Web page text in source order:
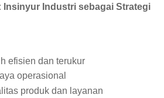
Insinyur Industri sebagai Strategi
efisien dan terukur
operasional
produk dan layanan